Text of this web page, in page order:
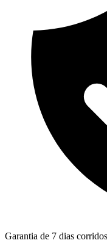
Garantia de 7 dias